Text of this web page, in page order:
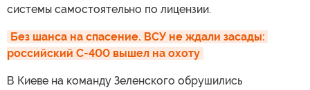
системы самостоятельно по лицензии.
Без шанса на спасение. ВСУ не ждали засады:
российский С-400 вышел на охоту
В Киеве на команду Зеленского обрушились